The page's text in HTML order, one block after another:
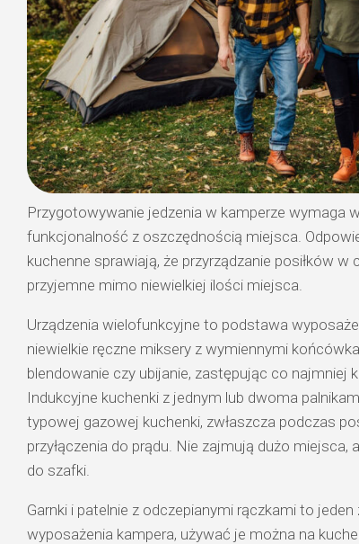
Przygotowywanie jedzenia w kamperze wymaga
funkcjonalność z oszczędnością miejsca.
kuchenne sprawiają, że przyrządzanie posiłków
przyjemne mimo niewielkiej ilości miejsca.
Urządzenia wielofunkcyjne to podstawa
niewielkie ręczne miksery z wymiennymi
blendowanie czy ubijanie, zastępując co najmniej
Indukcyjne kuchenki z jednym lub dwoma
typowej gazowej kuchenki, zwłaszcza podczas
przyłączenia do prądu. Nie zajmują dużo
do szafki.
Garnki i patelnie z odczepianymi rączkami to
wyposażenia kampera, używać je można na